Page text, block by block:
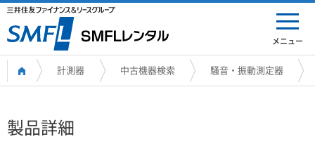
メニュー
計測器 中古機器検索 騒音・振動測定器
製品詳細